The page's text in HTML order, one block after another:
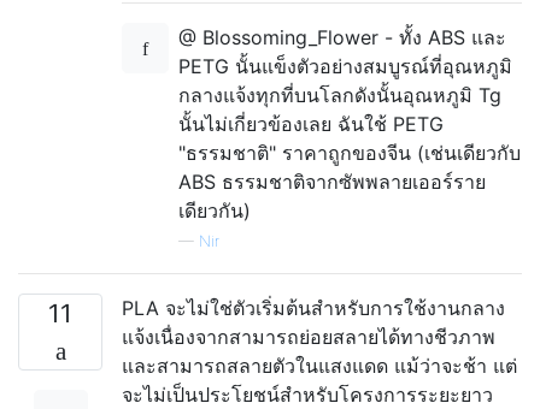
@ Blossoming_Flower - ทั้ง ABS และ
PETG นั้นแข็งตัวอย่างสมบูรณ์ที่อุณหภูมิ
กลางแจ้งทุกที่บนโลกดังนั้นอุณหภูมิ Tg
นั้นไม่เกี่ยวข้องเลย ฉันใช้ PETG
"ธรรมชาติ" ราคาถูกของจีน (เช่นเดียวกับ
ABS ธรรมชาติจากซัพพลายเออร์ราย
เดียวกัน)
— Nir
11
PLA จะไม่ใช่ตัวเริ่มต้นสำหรับการใช้งานกลาง
แจ้งเนื่องจากสามารถย่อยสลายได้ทางชีวภาพ
และสามารถสลายตัวในแสงแดด แม้ว่าจะช้า แต่
จะไม่เป็นประโยชน์สำหรับโครงการระยะยาว